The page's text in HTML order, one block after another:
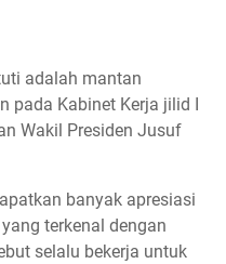
adalah mantan
pada Kabinet Kerja jilid I
Wakil Presiden Jusuf
banyak apresiasi
terkenal dengan
selalu bekerja untuk